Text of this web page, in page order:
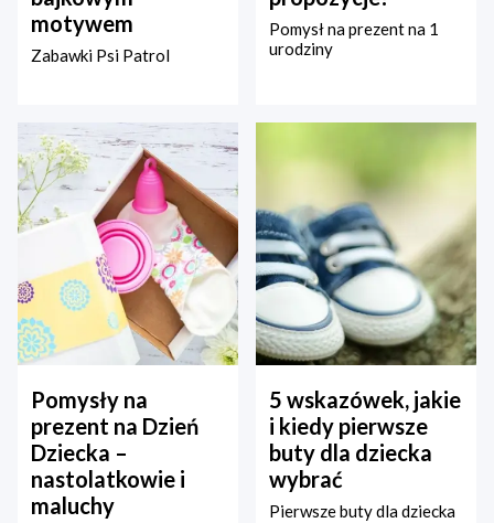
motywem
Zabawki Psi Patrol
Pomysł na prezent na 1
urodziny
Pomysły na
prezent na Dzień
Dziecka –
nastolatkowie i
maluchy
5 wskazówek, jakie
i kiedy pierwsze
buty dla dziecka
wybrać
Pierwsze buty dla dziecka